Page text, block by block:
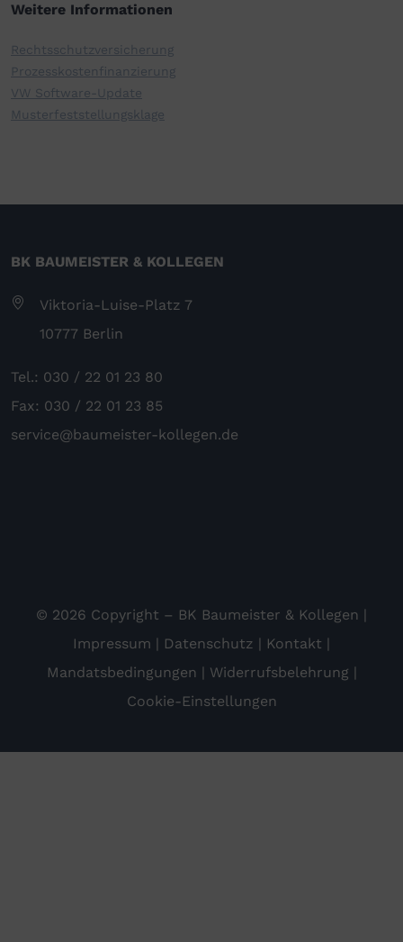
Weitere Informationen
Rechtsschutzversicherung
Prozesskostenfinanzierung
VW Software-Update
Musterfeststellungsklage
BK BAUMEISTER & KOLLEGEN
Viktoria-Luise-Platz 7
10777 Berlin
Tel.: 030 / 22 01 23 80
Fax: 030 / 22 01 23 85
service@baumeister-kollegen.de
© 2026 Copyright – BK Baumeister & Kollegen |
Impressum | Datenschutz | Kontakt |
Mandatsbedingungen | Widerrufsbelehrung |
Cookie-Einstellungen